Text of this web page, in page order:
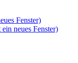
Fenster)
neues Fenster)